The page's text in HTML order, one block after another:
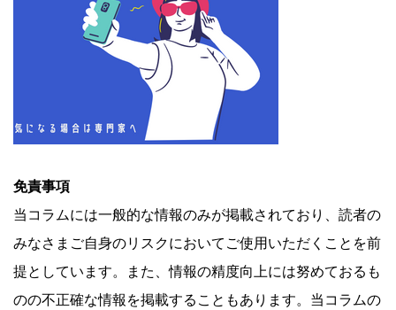
免責事項
当コラムには一般的な情報のみが掲載されており、読者の
みなさまご自身のリスクにおいてご使用いただくことを前
提としています。また、情報の精度向上には努めておるも
のの不正確な情報を掲載することもあります。当コラムの